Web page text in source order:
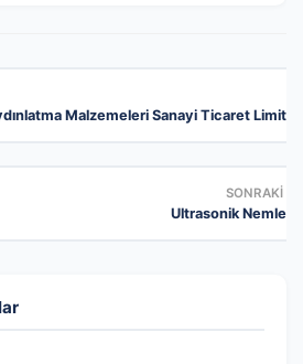
Malzemeleri Sanayi Ticaret
SONRAKI
Ultrasonik